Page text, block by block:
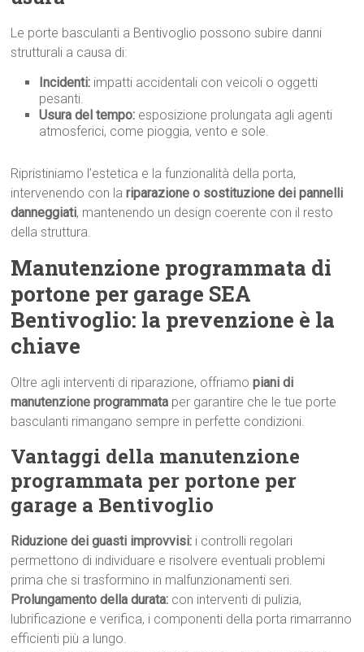
Le porte basculanti a Bentivoglio possono subire danni
strutturali a causa di:
Incidenti: impatti accidentali con veicoli o oggetti
pesanti.
Usura del tempo: esposizione prolungata agli agenti
atmosferici, come pioggia, vento e sole.
Ripristiniamo l’estetica e la funzionalità della porta,
intervenendo con lariparazione o sostituzione dei pannelli
danneggiati, mantenendo un design coerente con il resto
della struttura.
Manutenzione programmata di
portone per garage SEA
Bentivoglio: la prevenzione è la
chiave
Oltre agli interventi di riparazione, offriamopiani di
manutenzione programmata per garantire che le tue porte
basculanti rimangano sempre in perfette condizioni.
Vantaggi della manutenzione
programmata per portone per
garage a Bentivoglio
Riduzione dei guasti improvvisi: i controlli regolari
permettono di individuare e risolvere eventuali problemi
prima che si trasformino in malfunzionamenti seri.
Prolungamento della durata: con interventi di pulizia,
lubrificazione e verifica, i componenti della porta rimarranno
efficienti più a lungo.